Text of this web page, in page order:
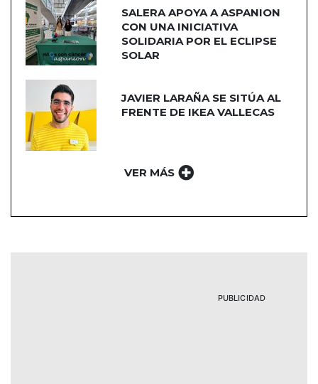
SALERA APOYA A ASPANION
CON UNA INICIATIVA
SOLIDARIA POR EL ECLIPSE
SOLAR
JAVIER LARAÑA SE SITÚA AL
FRENTE DE IKEA VALLECAS
VER MÁS
PUBLICIDAD